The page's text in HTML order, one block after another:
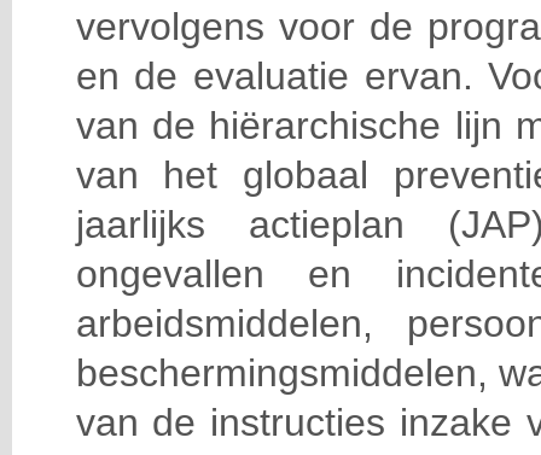
vervolgens voor de
en de evaluatie ervan.
van de hiërarchische lijn
van het globaal
jaarlijks actieplan
ongevallen en
arbeidsmiddelen,
beschermingsmiddelen,
van de instructies inzake